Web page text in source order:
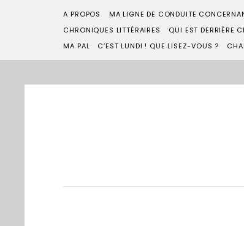
A PROPOS
MA LIGNE DE CONDUITE
CHRONIQUES LITTÉRAIRES
QUI EST DERRIÈRE
MA PAL
C’EST LUNDI ! QUE LISEZ-VOUS ?